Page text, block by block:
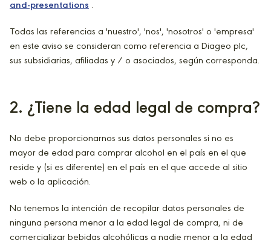
and-presentations .
Todas las referencias a 'nuestro', 'nos', 'nosotros' o 'empresa'
en este aviso se consideran como referencia a Diageo plc,
sus subsidiarias, afiliadas y / o asociados, según corresponda.
2. ¿Tiene la edad legal de compra?
No debe proporcionarnos sus datos personales si no es
mayor de edad para comprar alcohol en el país en el que
reside y (si es diferente) en el país en el que accede al sitio
web o la aplicación.
No tenemos la intención de recopilar datos personales de
ninguna persona menor a la edad legal de compra, ni de
comercializar bebidas alcohólicas a nadie menor a la edad